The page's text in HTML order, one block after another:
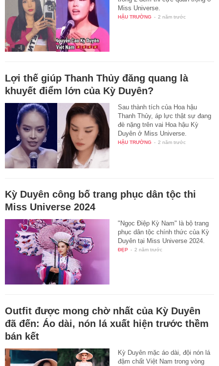
Miss Universe.
HẬU TRƯỜNG - 2 năm trước
Lợi thế giúp Thanh Thủy đăng quang là
khuyết điểm lớn của Kỳ Duyên?
Sau thành tích của Hoa hậu
Thanh Thủy, áp lực thật sự đang
đè nặng trên vai Hoa hậu Kỳ
Duyên ở Miss Universe.
HẬU TRƯỜNG - 2 năm trước
Kỳ Duyên công bố trang phục dân tộc thi
Miss Universe 2024
"Ngọc Điệp Kỳ Nam" là bộ trang
phục dân tộc chính thức của Kỳ
Duyên tại Miss Universe 2024.
ĐẸP - 2 năm trước
Outfit được mong chờ nhất của Kỳ Duyên
đã đến: Áo dài, nón lá xuất hiện trước thềm
bán kết
Kỳ Duyên mặc áo dài, đội nón lá
đậm chất Việt Nam trong vòng